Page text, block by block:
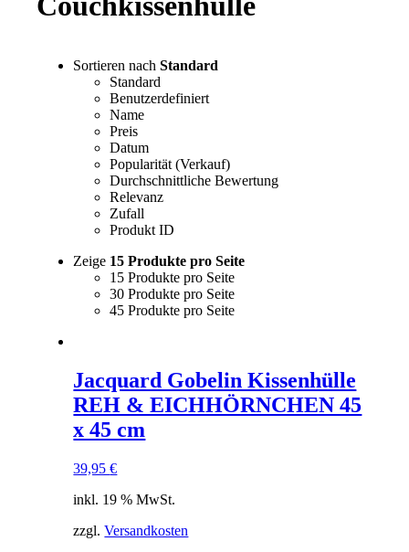
Sortieren nachStandard
Standard
Benutzerdefiniert
Name
Preis
Datum
Popularität (Verkauf)
Durchschnittliche Bewertung
Relevanz
Zufall
Produkt ID
Zeige 15 Produkte pro Seite
15 Produkte pro Seite
30 Produkte pro Seite
45 Produkte pro Seite
Jacquard Gobelin Kissenhülle
REH & EICHHÖRNCHEN 45
x 45 cm
39,95€
inkl. 19 % MwSt.
zzgl.Versandkosten